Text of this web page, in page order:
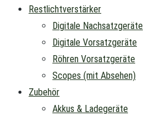
Restlichtverstärker
Digitale Nachsatzgeräte
Digitale Vorsatzgeräte
Röhren Vorsatzgeräte
Scopes (mit Absehen)
Zubehör
Akkus & Ladegeräte